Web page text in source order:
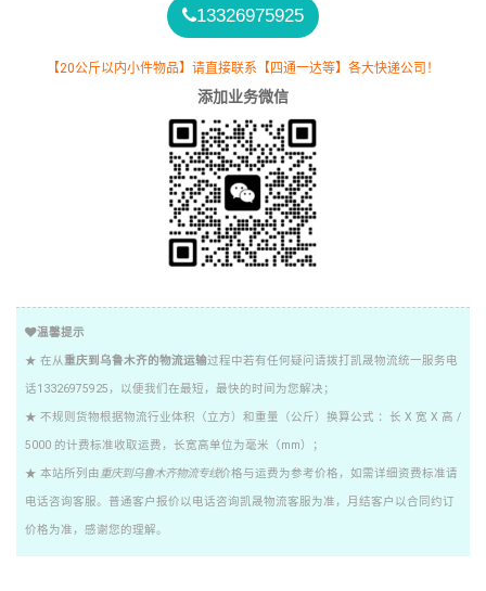
13326975925
【20公斤以内小件物品】请直接联系【四通一达等】各大快递公司！
添加业务微信
温馨提示
★ 在从重庆到乌鲁木齐的物流运输过程中若有任何疑问请拨打凯晟物流统一服务电
话13326975925，以便我们在最短，最快的时间为您解决；
★ 不规则货物根据物流行业体积（立方）和重量（公斤）换算公式 ：长 X 宽 X 高 /
5000 的计费标准收取运费，长宽高单位为毫米（mm）；
★ 本站所列由 重庆到乌鲁木齐物流专线价格与运费为参考价格，如需详细资费标准请
电话咨询客服。普通客户报价以电话咨询凯晟物流客服为准，月结客户以合同约订
价格为准，感谢您的理解。